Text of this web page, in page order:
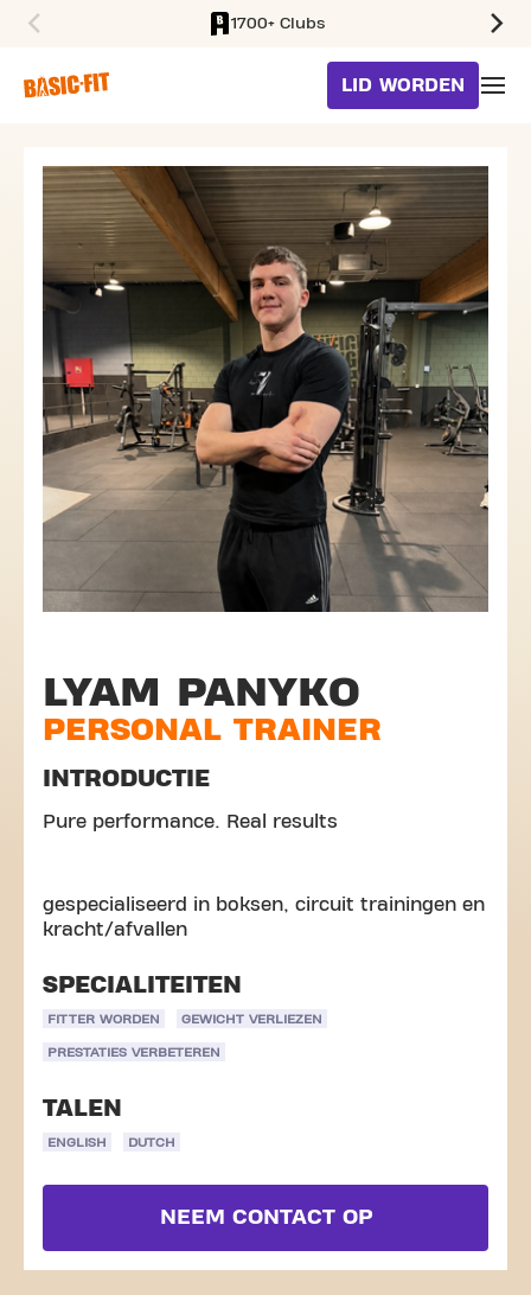
1700+ Clubs
LID WORDEN
LYAM PANYKO
PERSONAL TRAINER
INTRODUCTIE
Pure performance. Real results
gespecialiseerd in boksen, circuit trainingen en
kracht/afvallen
SPECIALITEITEN
FITTER WORDEN GEWICHT VERLIEZEN
PRESTATIES VERBETEREN
TALEN
ENGLISH DUTCH
NEEM CONTACT OP